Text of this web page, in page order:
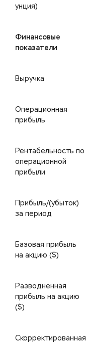
унция)
Финансовые
показатели
Выручка
Операционная
прибыль
Рентабельность по
операционной
прибыли
Прибыль/(убыток)
за период
Базовая прибыль
на акцию ($)
Разводненная
прибыль на акцию
($)
Скорректированная